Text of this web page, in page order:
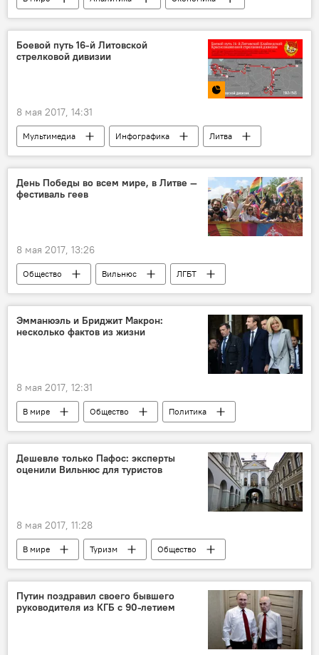
Россия
Финляндия инвестиции
Боевой путь 16-й Литовской
стрелковой дивизии
8 мая 2017, 14:31
Мультимедиа Инфографика
Литва
Германия
СССР
Великая Отечественная война
советские военные
День Победы во всем мире, в Литве —
фестиваль геев
8 мая 2017, 13:26
Общество Вильнюс
ЛГБТ
фестиваль ЛГБТ-сообщества "Дни радуги"
Эмманюэль и Бриджит Макрон:
несколько фактов из жизни
8 мая 2017, 12:31
В мире Общество
Политика
Франция
Марин Ле Пен
Эммануэль Макрон
Бриджит Макрон
Дешевле только Пафос: эксперты
оценили Вильнюс для туристов
8 мая 2017, 11:28
В мире Туризм
Общество
Вильнюс
UK Post Office
"Годовой барометр городских расходов"
Путин поздравил своего бывшего
руководителя из КГБ с 90-летием